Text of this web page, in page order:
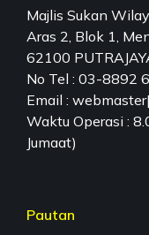
Majlis Sukan
Aras 2, Blok 1,
62100
No Tel : 03-8892
Email :
Waktu Operasi :
Jumaat)
Pautan